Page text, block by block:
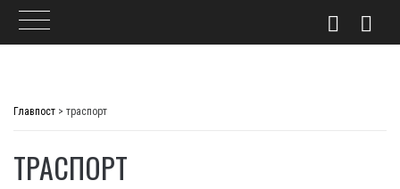
Главпост > траспорт
ТРАСПОРТ